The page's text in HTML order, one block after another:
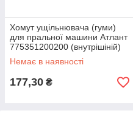
Хомут ущільнювача (гуми)
для пральної машини Атлант
775351200200 (внутрішіній)
Немає в наявності
177,30 ₴